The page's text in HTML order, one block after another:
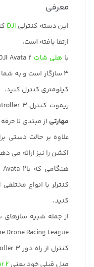
معرفی
این دسته کنترلیDJI
ارتقا یافته است،
با هلی شات
کیلومتری کنترل کنید.
ریموت کنترل FPV Remote Controller 3 که برای هر سطح
مهارتی از مبتدی تا
علاوه بر حالت دستی
اکشن را نیز ارائه می
کنترلر با انواع
کنید،
از جمله شبیه سازهای
Drone Racing League.
مدل قبلی خود یعنی